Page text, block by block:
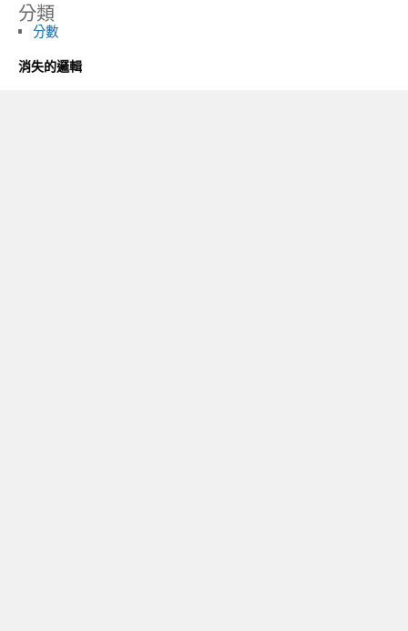
分類
分數
消失的邏輯